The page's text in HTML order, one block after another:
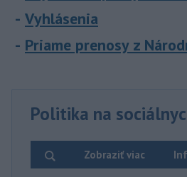
Vyhlásenia
Priame prenosy z
Politika na
Zobraziť viac